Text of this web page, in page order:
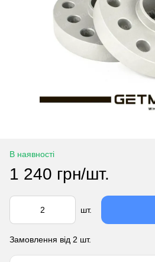
В наявності
1 240 грн/шт.
шт.
Замовлення від 2 шт.